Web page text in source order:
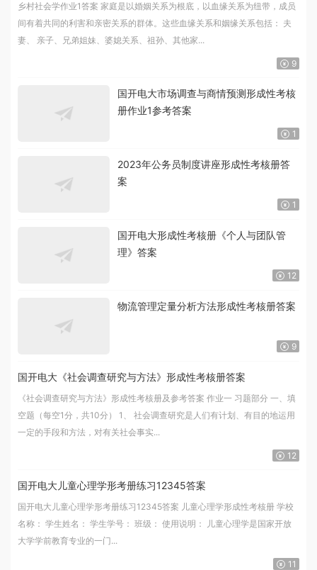
乡村社会学作业1答案 家庭是以婚姻关系为根底，以血缘关系为纽带，成员
间有着共同的利害和亲密关系的群体。这些血缘关系和姻缘关系包括： 夫
妻、 亲子、兄弟姐妹、婆媳关系、祖孙、其他家...
9
国开电大市场调查与商情预测形成性考核
册作业1参考答案
1
2023年公务员制度讲座形成性考核册答
案
1
国开电大形成性考核册《个人与团队管
理》答案
12
物流管理定量分析方法形成性考核册答案
9
国开电大《社会调查研究与方法》形成性考核册答案
《社会调查研究与方法》形成性考核册及参考答案 作业一 习题部分 一、填
空题（每空1分，共10分） 1、 社会调查研究是人们有计划、有目的地运用
一定的手段和方法，对有关社会事实...
12
国开电大儿童心理学形考册练习12345答案
国开电大儿童心理学形考册练习12345答案 儿童心理学形成性考核册 学校
名称： 学生姓名： 学生学号： 班级： 使用说明： 儿童心理学是国家开放
大学学前教育专业的一门...
11